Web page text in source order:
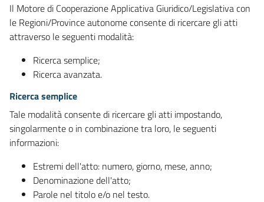
Il Motore di Cooperazione Applicativa Giuridico/Legislativa con
le Regioni/Province autonome consente di ricercare gli atti
attraverso le seguenti modalità:
Ricerca semplice;
Ricerca avanzata.
Ricerca semplice
Tale modalità consente di ricercare gli atti impostando,
singolarmente o in combinazione tra loro, le seguenti
informazioni:
Estremi dell'atto: numero, giorno, mese, anno;
Denominazione dell'atto;
Parole nel titolo e/o nel testo.